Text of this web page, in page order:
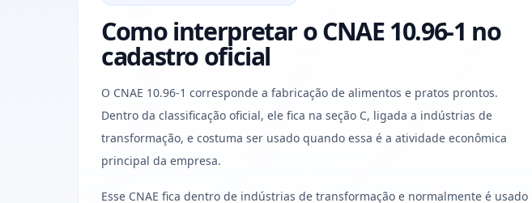
Como interpretar o CNAE 10.96-1 no
cadastro oficial
O CNAE 10.96-1 corresponde a fabricação de alimentos e pratos prontos.
Dentro da classificação oficial, ele fica na seção C, ligada a indústrias de
transformação, e costuma ser usado quando essa é a atividade econômica
principal da empresa.
Esse CNAE fica dentro de indústrias de transformação e normalmente é usado